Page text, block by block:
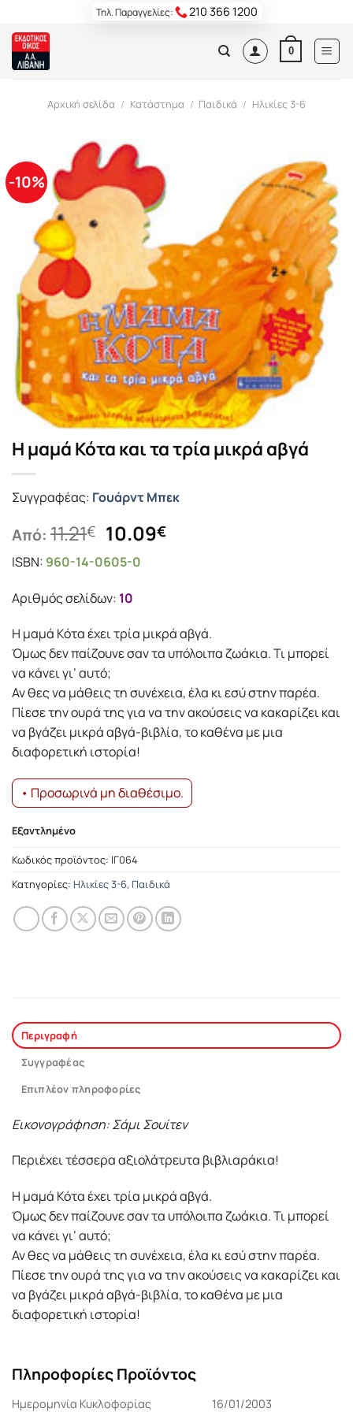
content
Τηλ. Παραγγελίες: 210 366 1200
0
Αρχική σελίδα / Κατάστημα / Παιδικά / Ηλικίες 3-6
-10%
Η μαμά Κότα και τα τρία μικρά αβγά
Συγγραφέας: Γουάρντ Μπεκ
Από: 11.21€ Original
price
was:
11.21€.
10.09€Η
ISBN: 960-14-0605-0
Αριθμός σελίδων: 10
Η μαμά Κότα έχει τρία μικρά αβγά.
Όμως δεν παίζουνε σαν τα υπόλοιπα ζωάκια. Τι μπορεί
να κάνει γι’ αυτό;
Αν θες να μάθεις τη συνέχεια, έλα κι εσύ στην παρέα.
Πίεσε την ουρά της για να την ακούσεις να κακαρίζει και
να βγάζει μικρά αβγά-βιβλία, το καθένα με μια
διαφορετική ιστορία!
• Προσωρινά μη διαθέσιμο.
Εξαντλημένο
Κωδικός προϊόντος: ΙΓ064
Κατηγορίες: Ηλικίες 3-6, Παιδικά
Περιγραφή
Συγγραφέας
Επιπλέον πληροφορίες
Εικονογράφηση: Σάμι Σουίτεν
Περιέχει τέσσερα αξιολάτρευτα βιβλιαράκια!
Η μαμά Κότα έχει τρία μικρά αβγά.
Όμως δεν παίζουνε σαν τα υπόλοιπα ζωάκια. Τι μπορεί
να κάνει γι’ αυτό;
Αν θες να μάθεις τη συνέχεια, έλα κι εσύ στην παρέα.
Πίεσε την ουρά της για να την ακούσεις να κακαρίζει και
να βγάζει μικρά αβγά-βιβλία, το καθένα με μια
διαφορετική ιστορία!
Πληροφορίες Προϊόντος
Ημερομηνία Κυκλοφορίας 16/01/2003